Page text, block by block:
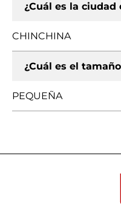
¿Cuál es la ciudad
CHINCHINA
¿Cuál es el
PEQUEÑA